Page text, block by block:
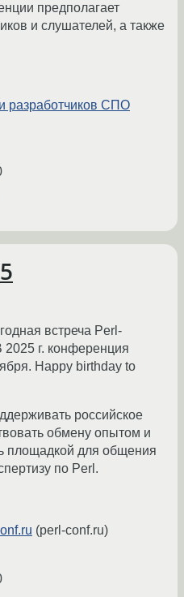
предполагает
и слушателей, а также
разработчиков СПО
встреча Perl-
2025 г. конференция
Happy birthday to
российское
обмену опытом и
площадкой для общения
по Perl.
(perl-conf.ru)